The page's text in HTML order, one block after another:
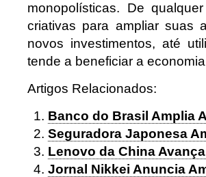
monopolísticas. De
criativas para ampliar suas
novos investimentos, até
tende a beneficiar a
Artigos Relacionados:
Banco do Brasil Amplia
Seguradora Japonesa
Lenovo da China
Jornal Nikkei Anuncia